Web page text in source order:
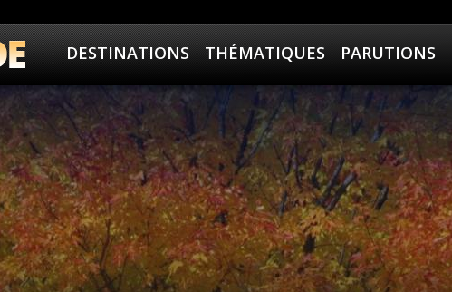
DESTINATIONS THÉMATIQUES PARUTIONS